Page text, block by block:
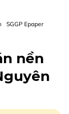
SGGP Epaper
nền